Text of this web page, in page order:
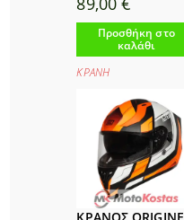
Προσθήκη στο
καλάθι
ΚΡΑΝΗ